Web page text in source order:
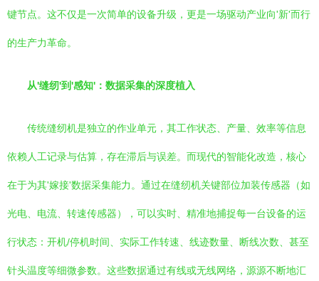
键节点。这不仅是一次简单的设备升级，更是一场驱动产业向'新'而行
的生产力革命。
从'缝纫'到'感知'：数据采集的深度植入
传统缝纫机是独立的作业单元，其工作状态、产量、效率等信息
依赖人工记录与估算，存在滞后与误差。而现代的智能化改造，核心
在于为其'嫁接'数据采集能力。通过在缝纫机关键部位加装传感器（如
光电、电流、转速传感器），可以实时、精准地捕捉每一台设备的运
行状态：开机/停机时间、实际工作转速、线迹数量、断线次数、甚至
针头温度等细微参数。这些数据通过有线或无线网络，源源不断地汇